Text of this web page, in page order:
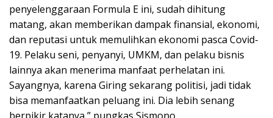
penyelenggaraan Formula E ini, sudah dihitung
matang, akan memberikan dampak finansial, ekonomi,
dan reputasi untuk memulihkan ekonomi pasca Covid-
19. Pelaku seni, penyanyi, UMKM, dan pelaku bisnis
lainnya akan menerima manfaat perhelatan ini.
Sayangnya, karena Giring sekarang politisi, jadi tidak
bisa memanfaatkan peluang ini. Dia lebih senang
berpikir katanya,” pungkas Sismono.